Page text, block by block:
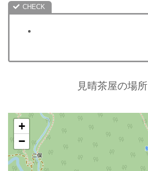
見晴茶屋の場所
+
−